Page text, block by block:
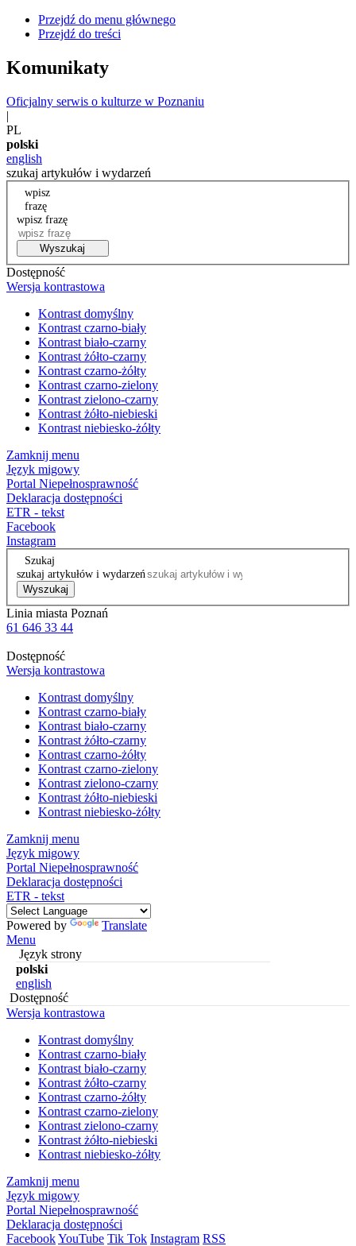
Przejdź do menu głównego
Przejdź do treści
Komunikaty
Oficjalny serwis o kulturze w Poznaniu
|
PL
polski
english
szukaj artykułów i wydarzeń
wpisz
frazę
wpisz frazę
Wyszukaj
Dostępność
Wersja kontrastowa
Kontrast domyślny
Kontrast czarno-biały
Kontrast biało-czarny
Kontrast żółto-czarny
Kontrast czarno-żółty
Kontrast czarno-zielony
Kontrast zielono-czarny
Kontrast żółto-niebieski
Kontrast niebiesko-żółty
Zamknij menu
Język migowy
Portal Niepełnosprawność
Deklaracja dostępności
ETR - tekst
Facebook
Instagram
Szukaj
szukaj artykułów i wydarzeń
Wyszukaj
Linia miasta Poznań
61 646 33 44
Dostępność
Wersja kontrastowa
Kontrast domyślny
Kontrast czarno-biały
Kontrast biało-czarny
Kontrast żółto-czarny
Kontrast czarno-żółty
Kontrast czarno-zielony
Kontrast zielono-czarny
Kontrast żółto-niebieski
Kontrast niebiesko-żółty
Zamknij menu
Język migowy
Portal Niepełnosprawność
Deklaracja dostępności
ETR - tekst
Powered by
Translate
Menu
Język strony
polski
english
Dostępność
Wersja kontrastowa
Kontrast domyślny
Kontrast czarno-biały
Kontrast biało-czarny
Kontrast żółto-czarny
Kontrast czarno-żółty
Kontrast czarno-zielony
Kontrast zielono-czarny
Kontrast żółto-niebieski
Kontrast niebiesko-żółty
Zamknij menu
Język migowy
Portal Niepełnosprawność
Deklaracja dostępności
FacebookYouTube Tik Tok Instagram RSS